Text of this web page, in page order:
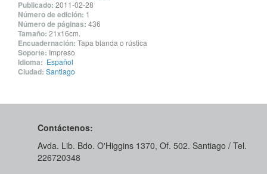
Publicado: 2011-02-28
Número de edición: 1
Número de páginas: 436
Tamaño: 21x16cm.
Encuadernación: Tapa blanda o rústica
Soporte: Impreso
Idioma: Español
Ciudad: Santiago
Contáctenos:
Avda. Lib. Bdo. O'Higgins 1370, Of. 502. Santiago / Tel.
226720348